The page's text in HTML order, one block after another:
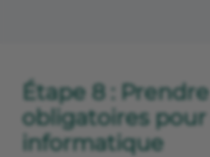
Étape 8 :
obligatoires
informatique